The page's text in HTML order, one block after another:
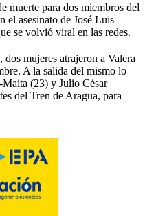
muerte para dos miembros del
el asesinato de José Luis
se volvió viral en las redes.
mujeres atrajeron a Valera
A la salida del mismo lo
Maita (23) y Julio César
del Tren de Aragua, para